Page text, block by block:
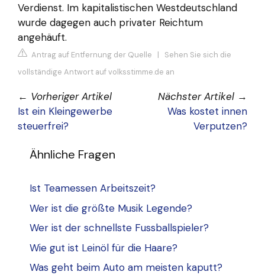
Verdienst. Im kapitalistischen Westdeutschland
wurde dagegen auch privater Reichtum
angehäuft.
Antrag auf Entfernung der Quelle | Sehen Sie sich die
vollständige Antwort auf volksstimme.de an
← Vorheriger Artikel
Ist ein Kleingewerbe
steuerfrei?
Nächster Artikel →
Was kostet innen
Verputzen?
Ähnliche Fragen
Ist Teamessen Arbeitszeit?
Wer ist die größte Musik Legende?
Wer ist der schnellste Fussballspieler?
Wie gut ist Leinöl für die Haare?
Was geht beim Auto am meisten kaputt?